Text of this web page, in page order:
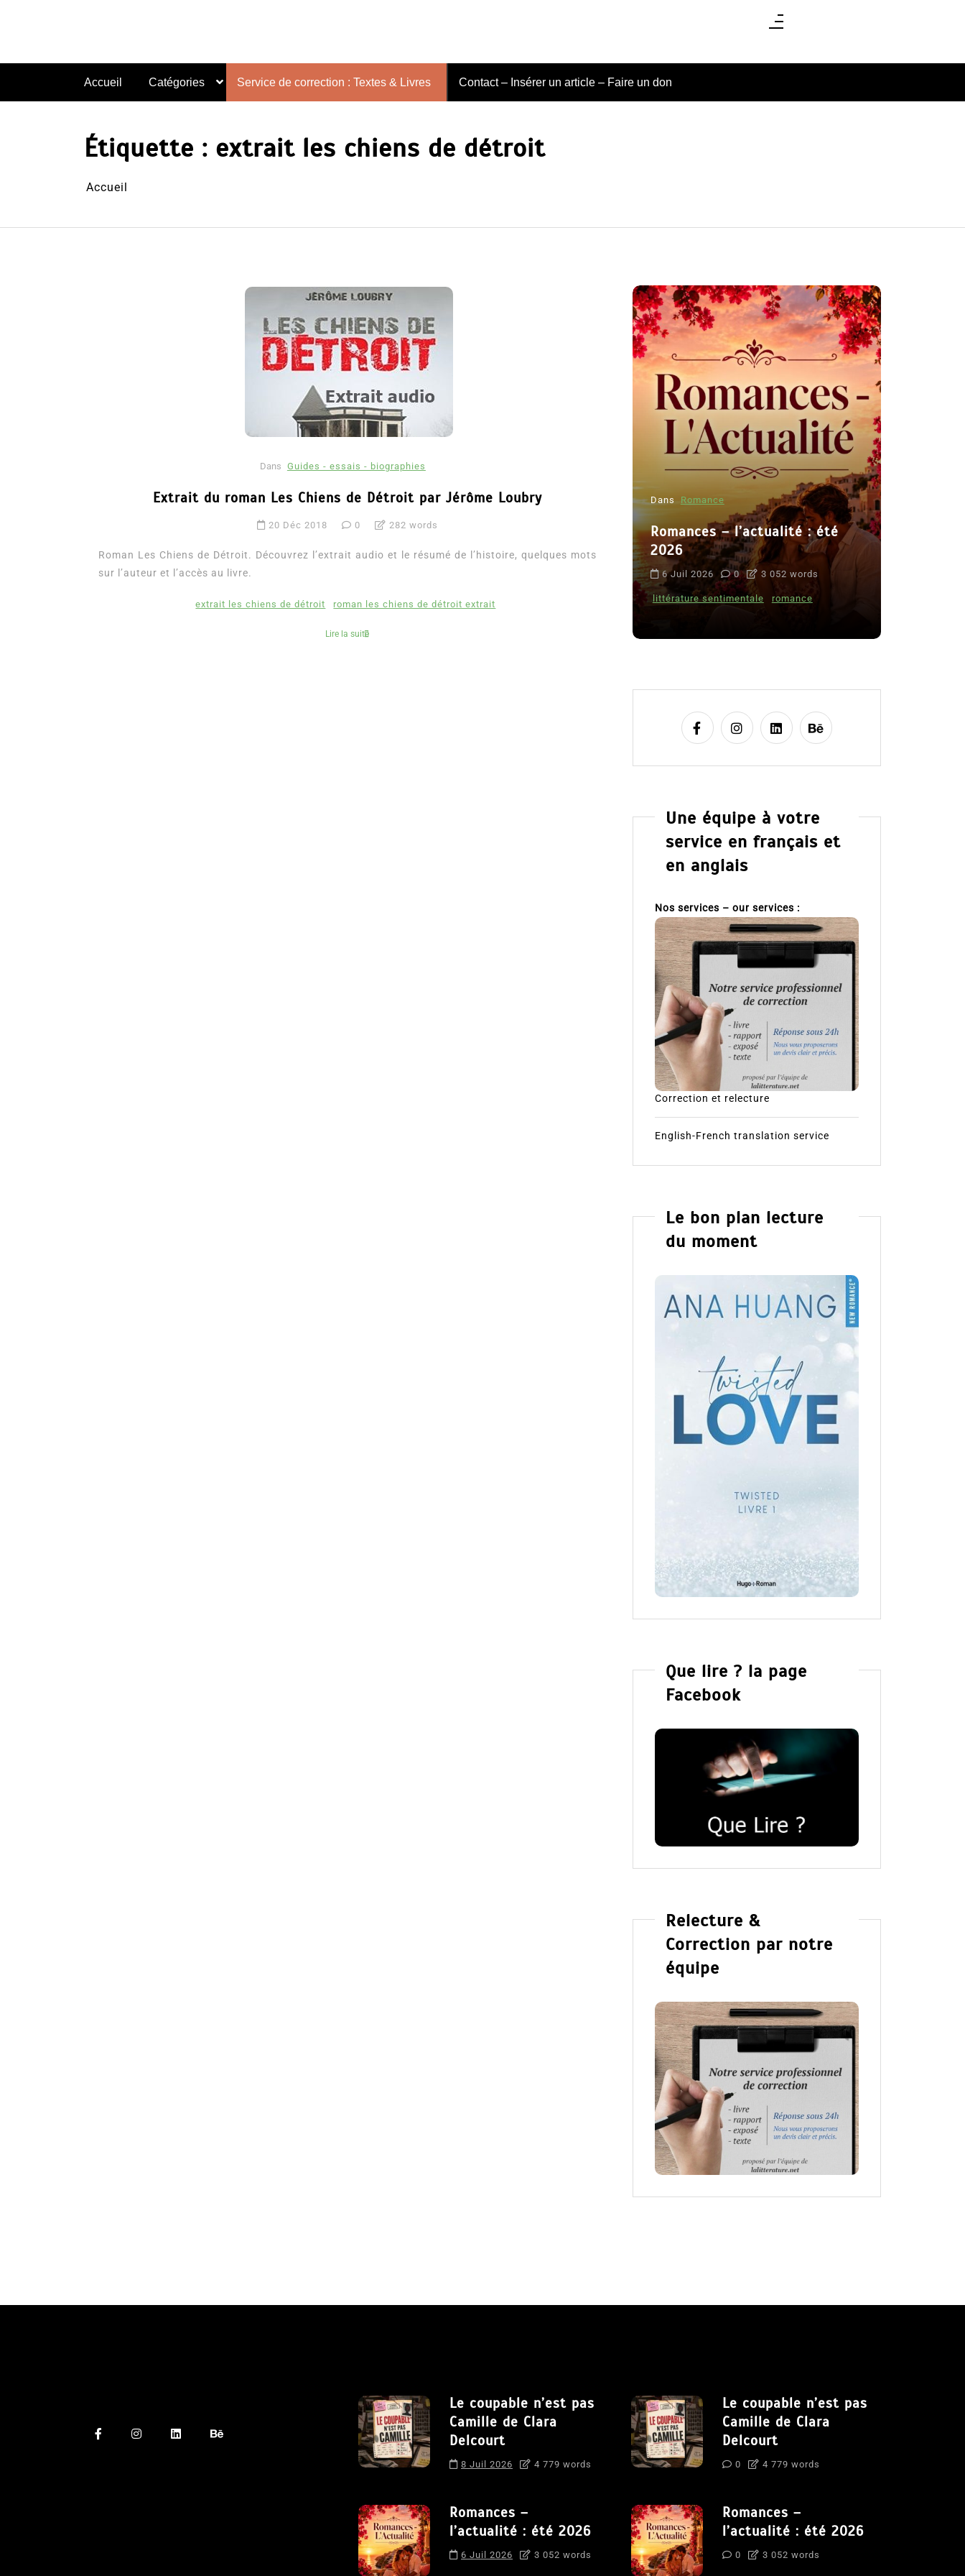
Accueil Catégories Service de correction : Textes & Livres Contact – Insérer un article – Faire un don
Étiquette : extrait les chiens de détroit
Accueil
Dans Guides - essais - biographies
Extrait du roman Les Chiens de Détroit par Jérôme Loubry
20 Déc 2018 0 282 words
Roman Les Chiens de Détroit. Découvrez l’extrait audio et le résumé de l’histoire, quelques mots
sur l’auteur et l’accès au livre.
extrait les chiens de détroit roman les chiens de détroit extrait
Lire la suite
Dans Romance
Romances – l’actualité : été
2026
6 Juil 2026 0
littérature sentimentale romance
8 Juil 2026 0
Dans Romance
Romances – l’actualité : été
2026
6 Juil 2026 0 3 052 words
littérature sentimentale romance
Une équipe à votre
service en français et
en anglais
Nos services – our services :
Correction et relecture
English-French translation service
Le bon plan lecture
du moment
Que lire ? la page
Facebook
Relecture &
Correction par notre
équipe
Le coupable n’est pas
Camille de Clara
Delcourt
8 Juil 2026 4 779 words
Romances –
l’actualité : été 2026
6 Juil 2026 3 052 words
Le coupable n’est pas
Camille de Clara
Delcourt
0 4 779 words
Romances –
l’actualité : été 2026
0 3 052 words